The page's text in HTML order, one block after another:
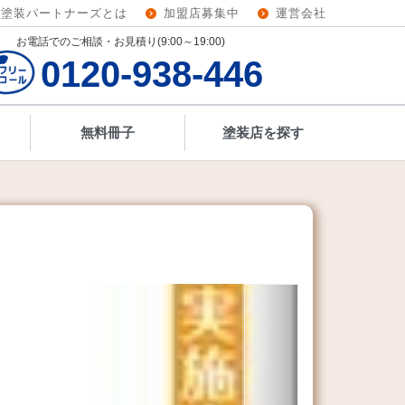
装パートナーズとは 加盟店募集中 運営会社
お電話でのご相談・お見積り(9:00～19:00)
0120-938-446
無料冊子 塗装店を探す